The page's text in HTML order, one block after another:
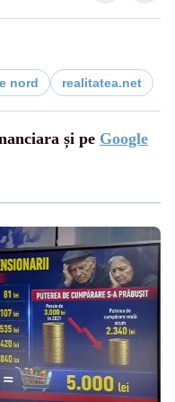
nord realitatea.net
și pe Google